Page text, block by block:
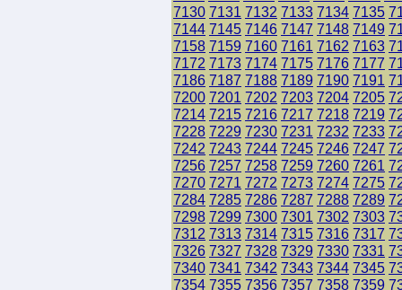
7130 7131 7132 7133 7134 7135
7144 7145 7146 7147 7148 7149
7158 7159 7160 7161 7162 7163
7172 7173 7174 7175 7176 7177
7186 7187 7188 7189 7190 7191
7200 7201 7202 7203 7204 7205
7214 7215 7216 7217 7218 7219
7228 7229 7230 7231 7232 7233
7242 7243 7244 7245 7246 7247
7256 7257 7258 7259 7260 7261
7270 7271 7272 7273 7274 7275
7284 7285 7286 7287 7288 7289
7298 7299 7300 7301 7302 7303
7312 7313 7314 7315 7316 7317
7326 7327 7328 7329 7330 7331
7340 7341 7342 7343 7344 7345
7354 7355 7356 7357 7358 7359